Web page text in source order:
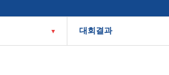
대회결과